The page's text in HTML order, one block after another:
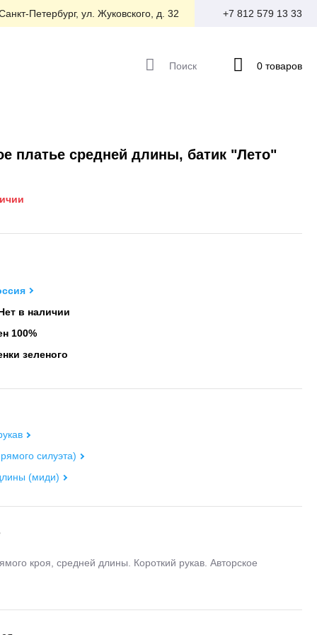
Петербург, ул. Жуковского, д. 32 +7 812 579 13 33
Поиск 0 товаров
платье средней длины, батик "Лето"
в наличии
100%
зеленого
силуэта)
(миди)
кроя, средней длины. Короткий рукав. Авторское